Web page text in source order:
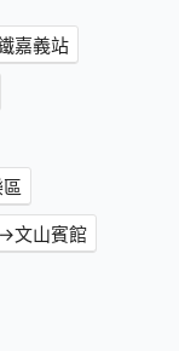
嘉義站
文山賓館